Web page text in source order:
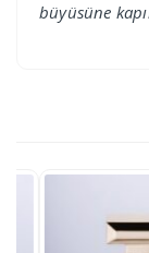
büyüsüne